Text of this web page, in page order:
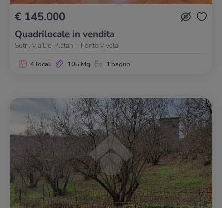
€ 145.000
Quadrilocale in vendita
Sutri, Via Dei Platani - Fonte Vivola
4 locali 105 Mq 1 bagno